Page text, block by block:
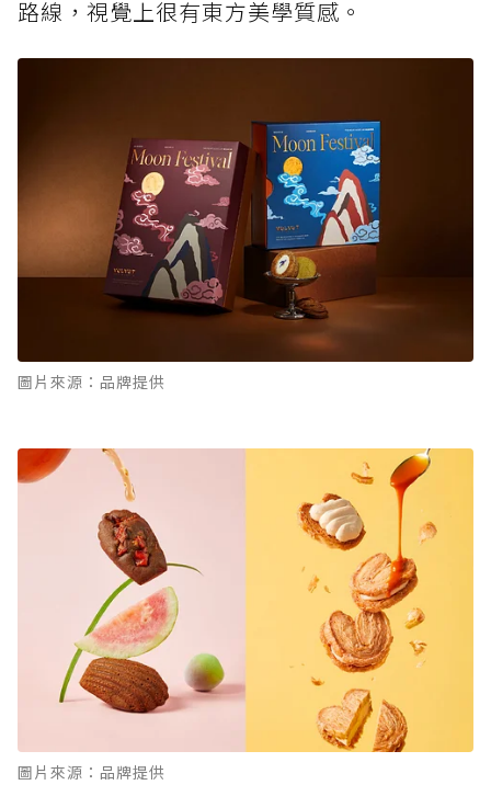
路線，視覺上很有東方美學質感。
圖片來源：品牌提供
圖片來源：品牌提供